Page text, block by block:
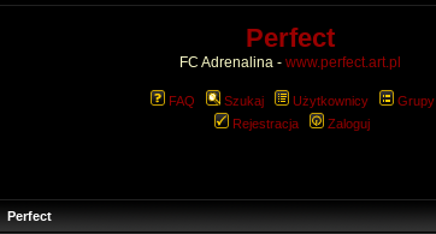
Perfect
FC Adrenalina - www.perfect.art.pl
FAQ Szukaj Użytkownicy
Grupy
Rejestracja
Zaloguj
Perfect